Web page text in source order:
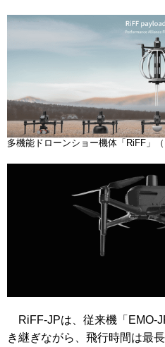
多機能ドローンショー機体「RiFF」（
RiFF-JPは、従来機「EMO-
き継ぎながら、飛行時間は最